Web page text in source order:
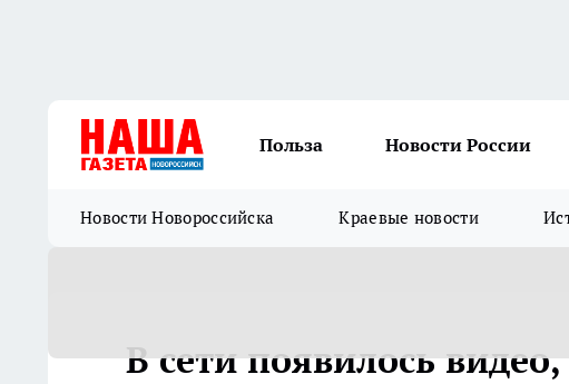
Польза Новости России
Новости Новороссийска Краевые новости
В сети появилось